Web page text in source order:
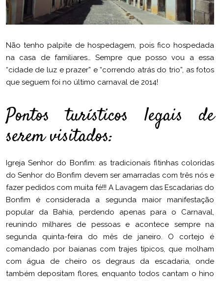
Não tenho palpite de hospedagem, pois fico hospedada
na casa de familiares… Sempre que posso vou a essa
“cidade de luz e prazer” e “correndo atrás do trio”, as fotos
que seguem foi no último carnaval de 2014!
Pontos turísticos legais de
serem visitados:
Igreja Senhor do Bonfim: as tradicionais fitinhas coloridas
do Senhor do Bonfim devem ser amarradas com três nós e
fazer pedidos com muita fé!!! A Lavagem das Escadarias do
Bonfim é considerada a segunda maior manifestação
popular da Bahia, perdendo apenas para o Carnaval,
reunindo milhares de pessoas e acontece sempre na
segunda quinta-feira do mês de janeiro. O cortejo é
comandado por baianas com trajes típicos, que molham
com água de cheiro os degraus da escadaria, onde
também depositam flores, enquanto todos cantam o hino